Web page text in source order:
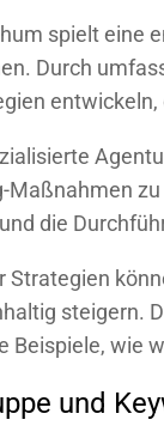
spielt eine
Durch
die
Strategien
steigern.
Beispiele, wie
und